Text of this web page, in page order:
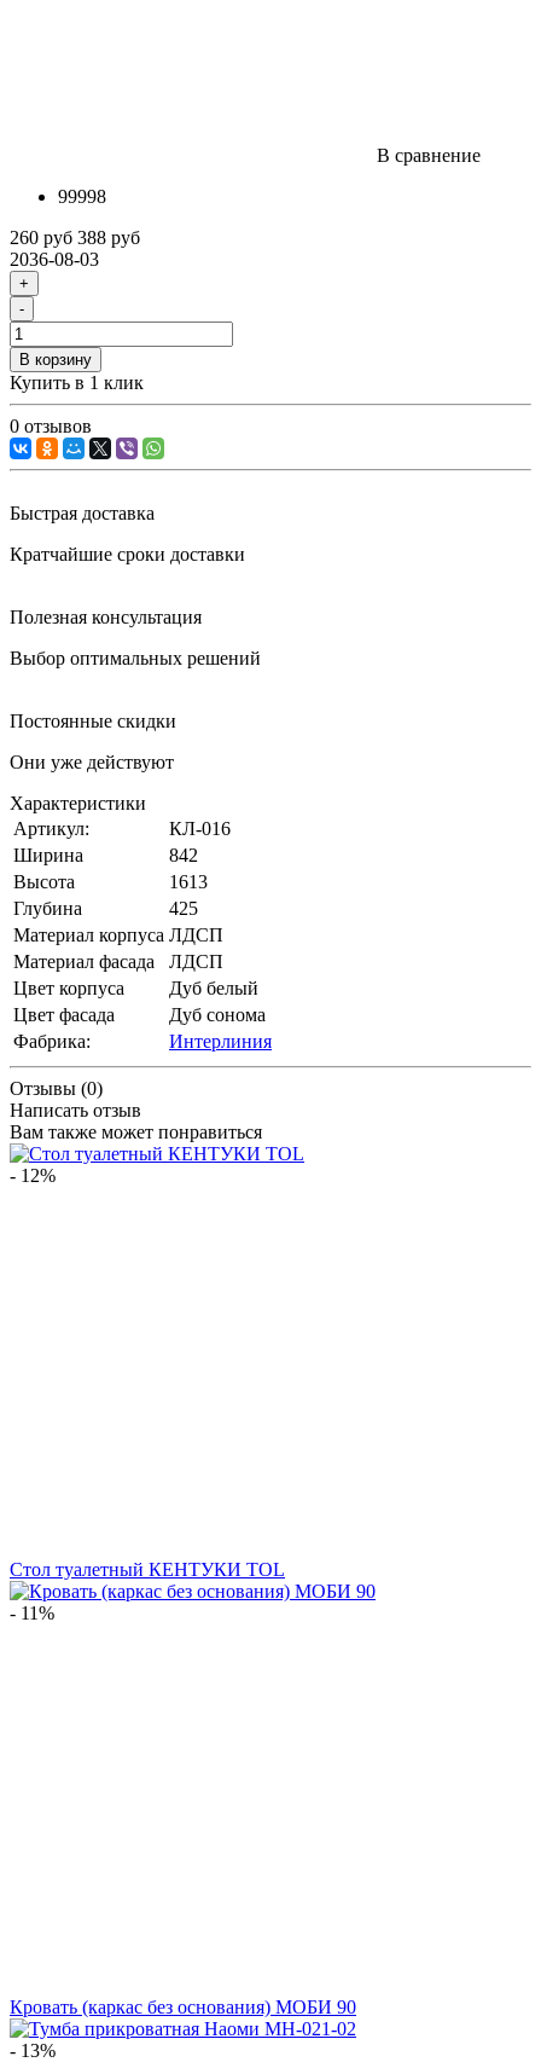
В сравнение
99998
260 руб 388 руб
2036-08-03
+
-
В корзину
Купить в 1 клик
0 отзывов
Быстрая доставка
Кратчайшие сроки доставки
Полезная консультация
Выбор оптимальных решений
Постоянные скидки
Они уже действуют
Характеристики
Артикул:
КЛ-016
Ширина
842
Высота
1613
Глубина
425
Материал корпуса ЛДСП
Материал фасада
ЛДСП
Цвет корпуса
Дуб белый
Цвет фасада
Дуб сонома
Фабрика:
Интерлиния
Отзывы (0)
Написать отзыв
Вам также может понравиться
- 12%
Стол туалетный КЕНТУКИ TOL
- 11%
Кровать (каркас без основания) МОБИ 90
- 13%